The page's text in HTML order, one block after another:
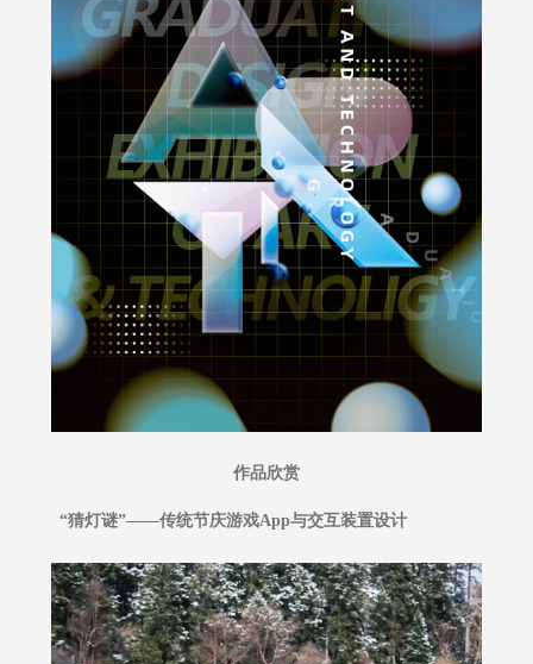
作品欣赏
“猜灯谜”——传统节庆游戏App与交互装置设计